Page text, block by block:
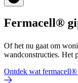
Fermacell®
Of het nu gaat om
wandconstructies. Het
Ontdek wat